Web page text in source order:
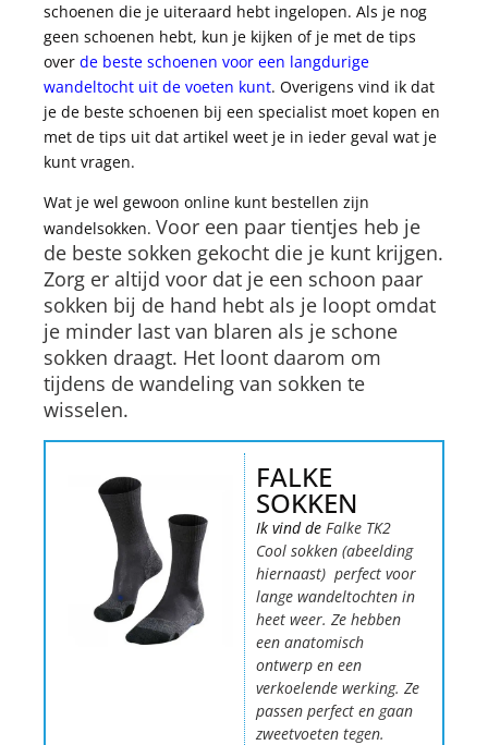
schoenen die je uiteraard hebt ingelopen. Als je nog
geen schoenen hebt, kun je kijken of je met de tips
over de beste schoenen voor een langdurige
wandeltocht uit de voeten kunt. Overigens vind ik dat
je de beste schoenen bij een specialist moet kopen en
met de tips uit dat artikel weet je in ieder geval wat je
kunt vragen.
Wat je wel gewoon online kunt bestellen zijn
wandelsokken. Voor een paar tientjes heb je
de beste sokken gekocht die je kunt krijgen.
Zorg er altijd voor dat je een schoon paar
sokken bij de hand hebt als je loopt omdat
je minder last van blaren als je schone
sokken draagt. Het loont daarom om
tijdens de wandeling van sokken te
wisselen.
FALKE
SOKKEN
Ik vind de Falke TK2
Cool sokken (abeelding
hiernaast) perfect voor
lange wandeltochten in
heet weer. Ze hebben
een anatomisch
ontwerp en een
verkoelende werking. Ze
passen perfect en gaan
zweetvoeten tegen.